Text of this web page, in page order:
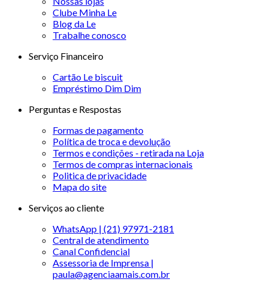
Clube Minha Le
Blog da Le
Trabalhe conosco
Serviço Financeiro
Cartão Le biscuit
Empréstimo Dim Dim
Perguntas e Respostas
Formas de pagamento
Política de troca e devolução
Termos e condições - retirada na Loja
Termos de compras internacionais
Politica de privacidade
Mapa do site
Serviços ao cliente
WhatsApp | (21) 97971-2181
Central de atendimento
Canal Confidencial
Assessoria de Imprensa |
paula@agenciaamais.com.br